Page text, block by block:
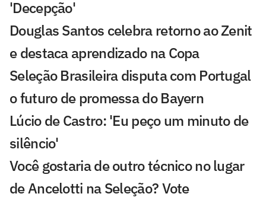
'Decepção'
Douglas Santos celebra retorno ao Zenit
e destaca aprendizado na Copa
Seleção Brasileira disputa com Portugal
o futuro de promessa do Bayern
Lúcio de Castro: 'Eu peço um minuto de
silêncio'
Você gostaria de outro técnico no lugar
de Ancelotti na Seleção? Vote